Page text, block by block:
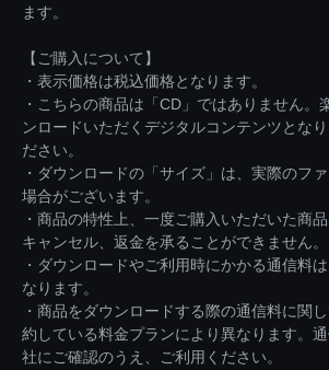
ます。
【ご購入について】
・表示価格は税込価格となります。
・こちらの商品は「CD」ではありません。
ンロードいただくデジタルコンテンツとな
ださい。
・ダウンロードの「サイズ」は、実際のフ
場合がございます。
・商品の特性上、一度ご購入いただいた商
キャンセル、返金を承ることができません。
・ダウンロードやご利用時にかかる通信料
なります。
・商品をダウンロードする際の通信料に関
約している料金プランにより異なります。
社にご確認のうえ、ご利用ください。